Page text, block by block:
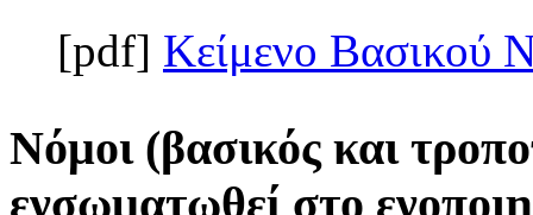
[pdf] Κείμενο Βασικού
Νόμοι (βασικός και
ενσωματωθεί στο